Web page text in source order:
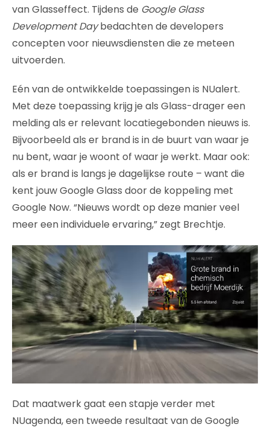
van Glasseffect. Tijdens de Google Glass
Development Daybedachten de developers
concepten voor nieuwsdiensten die ze meteen
uitvoerden.
Eén van de ontwikkelde toepassingen is NUalert.
Met deze toepassing krijg je als Glass-drager een
melding als er relevant locatiegebonden nieuws is.
Bijvoorbeeld als er brand is in de buurt van waar je
nu bent, waar je woont of waar je werkt. Maar ook:
als er brand is langs je dagelijkse route – want die
kent jouw Google Glass door de koppeling met
Google Now. “Nieuws wordt op deze manier veel
meer een individuele ervaring,” zegt Brechtje.
Dat maatwerk gaat een stapje verder met
NUagenda, een tweede resultaat van de Google